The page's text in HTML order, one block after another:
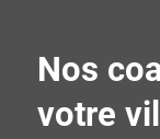
Nos
votre